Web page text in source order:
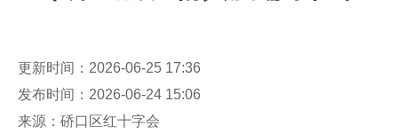
更新时间：2026-06-25 17:36
发布时间：2026-06-24 15:06
来源：硚口区红十字会